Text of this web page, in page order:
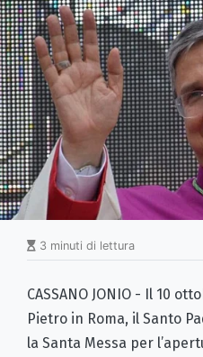
3 minuti di lettura
CASSANO JONIO - Il 10
Pietro in Roma, il Santo
la Santa Messa per